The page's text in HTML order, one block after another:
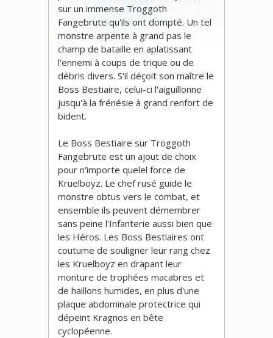
sur un immense Troggoth
Fangebrute qu'ils ont dompté. Un tel
monstre arpente à grand pas le
champ de bataille en aplatissant
l'ennemi à coups de trique ou de
débris divers. S'il déçoit son maître le
Boss Bestiaire, celui-ci l'aiguillonne
jusqu'à la frénésie à grand renfort de
bident.
Le Boss Bestiaire sur Troggoth
Fangebrute est un ajout de choix
pour n'importe quelel force de
Kruelboyz. Le chef rusé guide le
monstre obtus vers le combat, et
ensemble ils peuvent démembrer
sans peine l'Infanterie aussi bien que
les Héros. Les Boss Bestiaires ont
coutume de souligner leur rang chez
les Kruelboyz en drapant leur
monture de trophées macabres et
de haillons humides, en plus d'une
plaque abdominale protectrice qui
dépeint Kragnos en bête
cyclopéenne.